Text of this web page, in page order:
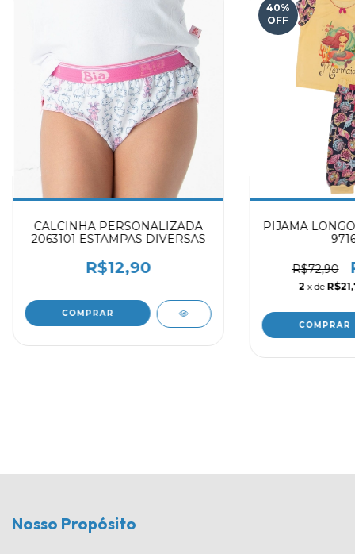
CALCINHA PERSONALIZADA
2063101 ESTAMPAS DIVERSAS
R$12,90
COMPRAR
40%
OFF
PIJAMA
R$72,90
2 x de
COMPRAR
Nosso Propósito